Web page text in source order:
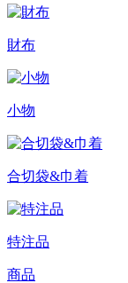
財布
小物
合切袋&巾着
特注品
商品